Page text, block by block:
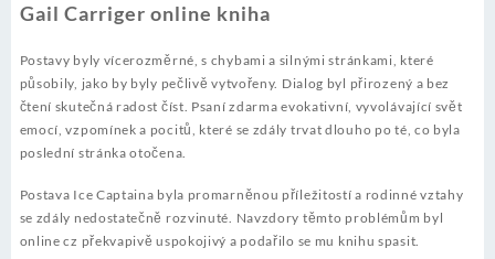
Gail Carriger online kniha
Postavy byly vícerozměrné, s chybami a silnými stránkami, které
působily, jako by byly pečlivě vytvořeny. Dialog byl přirozený a bez
čtení skutečná radost číst. Psaní zdarma evokativní, vyvolávající svět
emocí, vzpomínek a pocitů, které se zdály trvat dlouho po té, co byla
poslední stránka otočena.
Postava Ice Captaina byla promarněnou příležitostí a rodinné vztahy
se zdály nedostatečně rozvinuté. Navzdory těmto problémům byl
online cz překvapivě uspokojivý a podařilo se mu knihu spasit.